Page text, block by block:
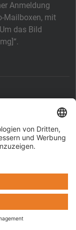
Anmeldung
Mailboxen, mit
das Bild
bald wie möglich
ganz oben in
Bereich.
kannst oder